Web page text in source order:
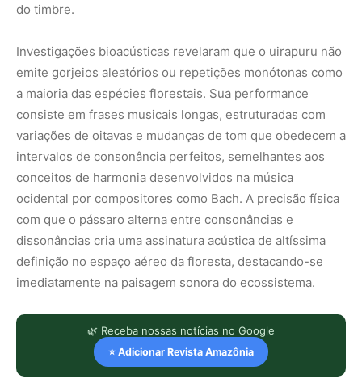
do timbre.
Investigações bioacústicas revelaram que o uirapuru não
emite gorjeios aleatórios ou repetições monótonas como
a maioria das espécies florestais. Sua performance
consiste em frases musicais longas, estruturadas com
variações de oitavas e mudanças de tom que obedecem a
intervalos de consonância perfeitos, semelhantes aos
conceitos de harmonia desenvolvidos na música
ocidental por compositores como Bach. A precisão física
com que o pássaro alterna entre consonâncias e
dissonâncias cria uma assinatura acústica de altíssima
definição no espaço aéreo da floresta, destacando-se
imediatamente na paisagem sonora do ecossistema.
🌿 Receba nossas notícias no Google
⭐ Adicionar Revista Amazônia